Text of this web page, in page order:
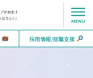
採用情報/就職支援